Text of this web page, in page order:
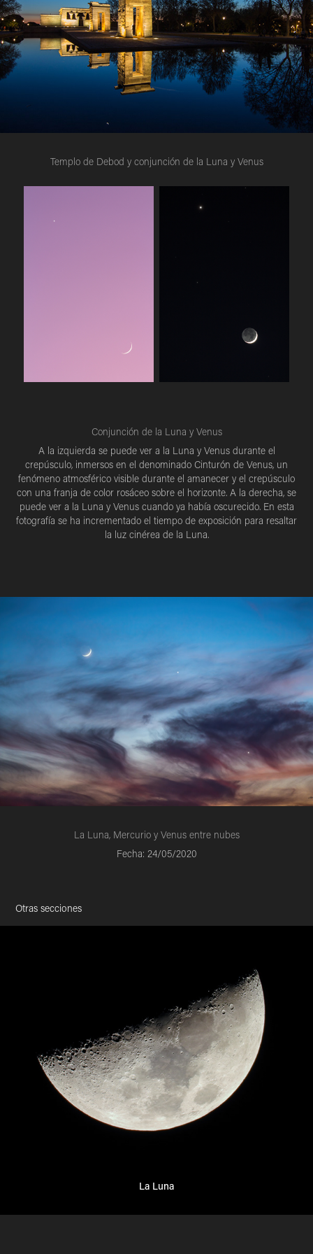
Templo de Debod y conjunción de la Luna y Venus
Conjunción de la Luna y Venus
A la izquierda se puede ver a la Luna y Venus durante el
crepúsculo, inmersos en el denominado Cinturón de Venus, un
fenómeno atmosférico visible durante el amanecer y el crepúsculo
con una franja de color rosáceo sobre el horizonte. A la derecha, se
puede ver a la Luna y Venus cuando ya había oscurecido. En esta
fotografía se ha incrementado el tiempo de exposición para resaltar
la luz cinérea de la Luna.
La Luna, Mercurio y Venus entre nubes
Fecha: 24/05/2020
Otras secciones
La Luna